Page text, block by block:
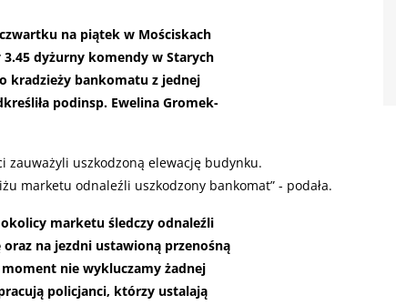
na piątek w Mościskach
3.45 dyżurny komendy w Starych
kradzieży bankomatu z jednej
podinsp. Ewelina Gromek-
zauważyli uszkodzoną elewację budynku.
marketu odnaleźli uszkodzony bankomat” - podała.
marketu śledczy odnaleźli
na jezdni ustawioną przenośną
nie wykluczamy żadnej
policjanci, którzy ustalają